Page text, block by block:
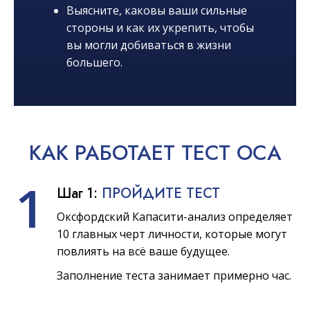
Выясните, каковы ваши сильные
стороны и как их укрепить, чтобы
вы могли добиваться в жизни
большего.
КАК РАБОТАЕТ ТЕСТ OCA
1 Шаг 1: ПРОЙДИТЕ ТЕСТ
Оксфордский Капасити-анализ определяет
10 главных черт личности, которые могут
повлиять на всё ваше будущее.
Заполнение теста занимает примерно час.